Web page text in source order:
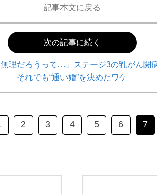
記事本文に戻る
次の記事に続く
無理だろうって…」ステージ3の乳がん闘
それでも“通い婚”を決めたワケ
2 3 4 5 6 7